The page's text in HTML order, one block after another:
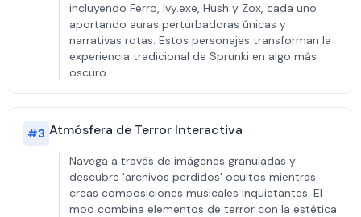
incluyendo Ferro, Ivy.exe, Hush y Zox, cada uno
aportando auras perturbadoras únicas y
narrativas rotas. Estos personajes transforman la
experiencia tradicional de Sprunki en algo más
oscuro.
#3 Atmósfera de Terror Interactiva
Navega a través de imágenes granuladas y
descubre 'archivos perdidos' ocultos mientras
creas composiciones musicales inquietantes. El
mod combina elementos de terror con la estética